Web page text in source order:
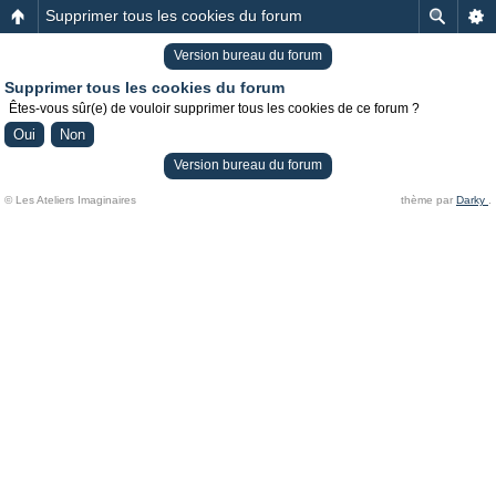
Supprimer tous les cookies du forum
Version bureau du forum
Supprimer tous les cookies du forum
Êtes-vous sûr(e) de vouloir supprimer tous les cookies de ce forum ?
Version bureau du forum
© Les Ateliers Imaginaires thème par Darky